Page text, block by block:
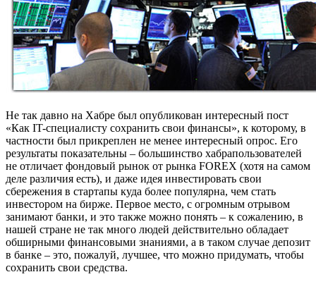
Не так давно на Хабре был опубликован интересный пост
«Как IT-специалисту сохранить свои финансы», к которому, в
частности был прикреплен не менее интересный опрос. Его
результаты показательны – большинство хабрапользователей
не отличает фондовый рынок от рынка FOREX (хотя на самом
деле различия есть), и даже идея инвестировать свои
сбережения в стартапы куда более популярна, чем стать
инвестором на бирже. Первое место, с огромным отрывом
занимают банки, и это также можно понять – к сожалению, в
нашей стране не так много людей действительно обладает
обширными финансовыми знаниями, а в таком случае депозит
в банке – это, пожалуй, лучшее, что можно придумать, чтобы
сохранить свои средства.